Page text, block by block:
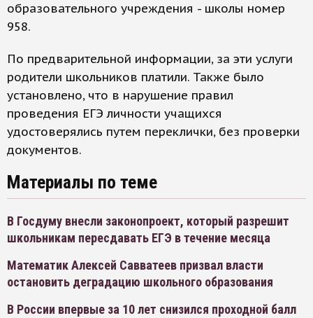
образовательного учреждения - школы номер
958.
По предварительной информации, за эти услуги
родители школьников платили. Также было
установлено, что в нарушение правил
проведения ЕГЭ личности учащихся
удостоверялись путем переклички, без проверки
документов.
Материалы по теме
В Госдуму внесли законопроект, который разрешит
школьникам пересдавать ЕГЭ в течение месяца
Математик Алексей Савватеев призвал власти
остановить деградацию школьного образования
В России впервые за 10 лет снизился проходной балл